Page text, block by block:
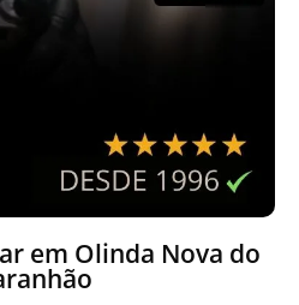
em Olinda Nova do